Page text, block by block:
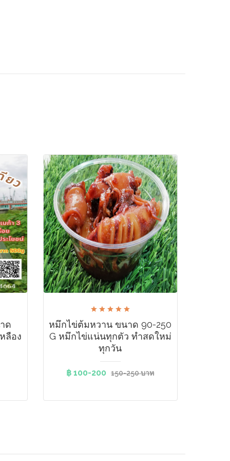
ด
ลือง
หมึกไข่ต้มหวาน ขนาด 90-250
G หมึกไข่แน่นทุกตัว ทำสดใหม่
ทุกวัน
฿ 100-200 150-250 บาท